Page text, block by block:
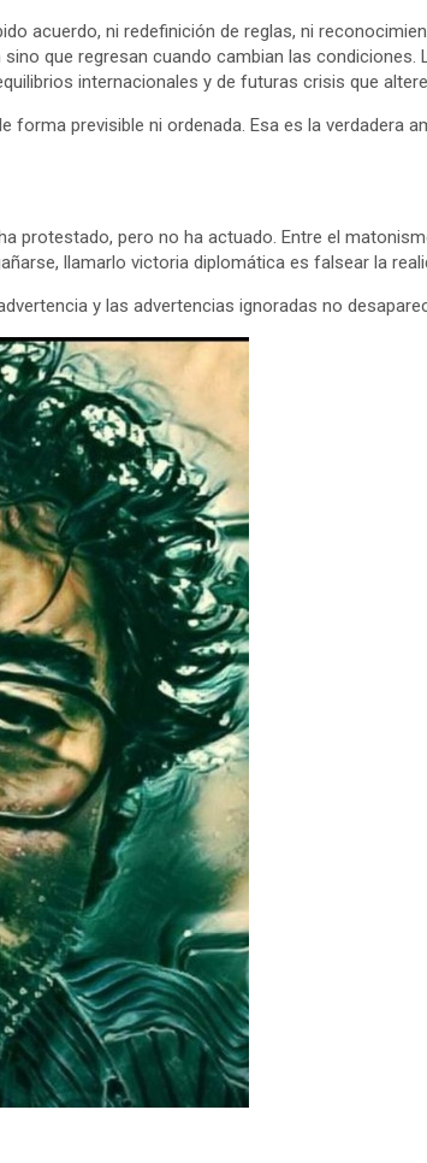
acuerdo, ni redefinición de reglas, ni
que regresan cuando cambian las condiciones.
internacionales y de futuras crisis que
forma previsible ni ordenada. Esa es la verdadera
protestado, pero no ha actuado. Entre el
llamarlo victoria diplomática es falsear la
y las advertencias ignoradas no